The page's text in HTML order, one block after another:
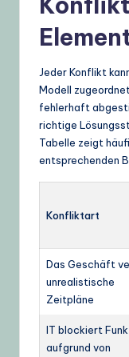
Jeder Konflikt
Modell
fehlerhaft
richtige
Tabelle zeigt
entsprechenden
Konfliktart
Das Geschäft
unrealistische
Zeitpläne
IT blockiert
aufgrund von